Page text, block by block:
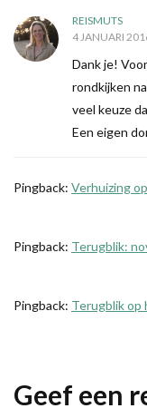
REISMUTS
4 JANUARI
Dank je!
rondkijken
veel keuze
Een eigen
Pingback: Verhuizing
Pingback: Terugblik:
Pingback: Terugblik op
Geef een